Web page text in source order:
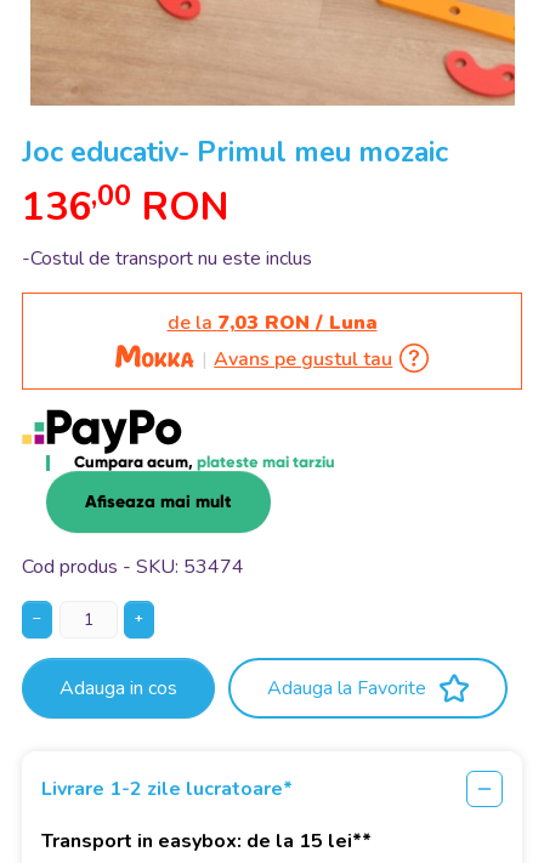
Joc educativ- Primul meu mozaic
136,00 RON
-Costul de transport nu este inclus
de la 7,03 RON / Luna
Avans pe gustul tau
Cumpara acum, plateste mai tarziu
Afiseaza mai mult
Cod produs - SKU 53474
− +
Adauga in cos Adauga la Favorite
Livrare 1-2 zile lucratoare*
Transport in easybox: de la 15 lei**